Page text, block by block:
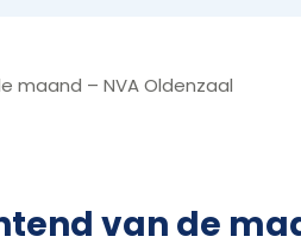
maand – NVA Oldenzaal
van de